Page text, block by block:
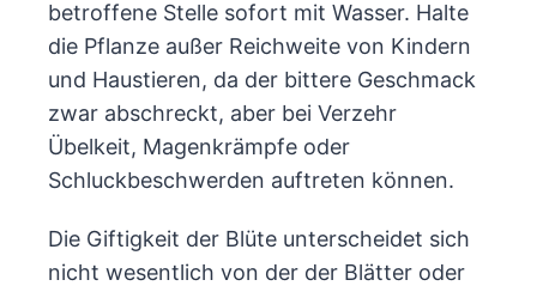
betroffene Stelle sofort mit Wasser. Halte
die Pflanze außer Reichweite von Kindern
und Haustieren, da der bittere Geschmack
zwar abschreckt, aber bei Verzehr
Übelkeit, Magenkrämpfe oder
Schluckbeschwerden auftreten können.
Die Giftigkeit der Blüte unterscheidet sich
nicht wesentlich von der der Blätter oder